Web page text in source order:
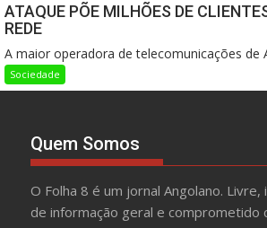
ATAQUE PÕE MILHÕES DE
REDE
A maior operadora de telecomunicações de
Sociedade
Quem Somos
O Folha 8 é um jornal Angolano.
de informação geral e comprometido